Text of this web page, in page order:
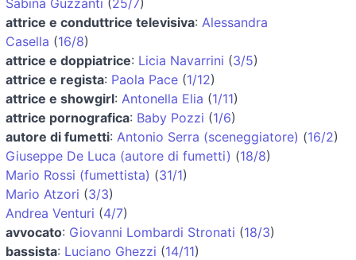
attrice e conduttrice televisiva: Alessandra
Casella (16/8)
attrice e doppiatrice: Licia Navarrini (3/5)
attrice e regista: Paola Pace (1/12)
attrice e showgirl: Antonella Elia (1/11)
attrice pornografica: Baby Pozzi (1/6)
autore di fumetti: Antonio Serra (sceneggiatore) (16/2)
Giuseppe De Luca (autore di fumetti) (18/8)
Mario Rossi (fumettista) (31/1)
Mario Atzori (3/3)
Andrea Venturi (4/7)
avvocato: Giovanni Lombardi Stronati (18/3)
bassista: Luciano Ghezzi (14/11)